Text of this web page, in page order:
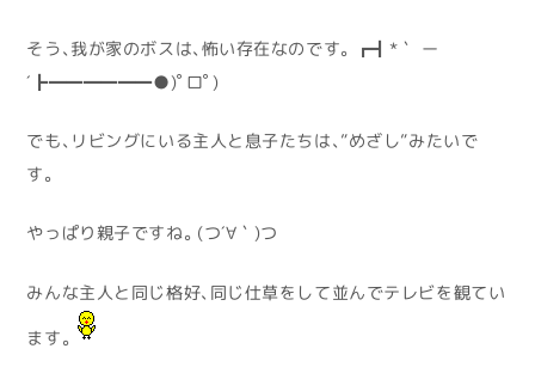
そう、我が家のボスは、怖い存在なのです。┏┫*｀ ー
´┣━━━━━━●)ﾟロﾟ)
でも、リビングにいる主人と息子たちは、”めざし”みたいで
す。
やっぱり親子ですね。(つ´∀｀)つ
みんな主人と同じ格好、同じ仕草をして並んでテレビを観てい
ます。